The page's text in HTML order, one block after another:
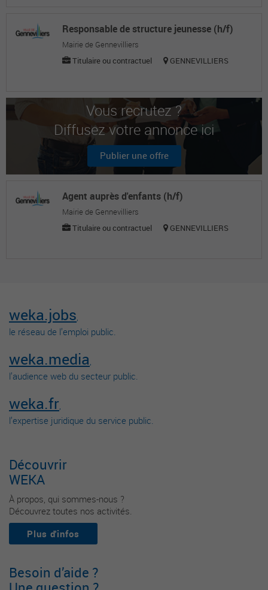
Responsable de structure jeunesse (h/f)
Mairie de Gennevilliers
Titulaire ou contractuel
GENNEVILLIERS
Vous recrutez ?
Diffusez votre annonce ici
Publier une offre
Agent auprès d'enfants (h/f)
Mairie de Gennevilliers
Titulaire ou contractuel
GENNEVILLIERS
weka.jobs,
le réseau de l’emploi public.
weka.media,
l’audience web du secteur public.
weka.fr,
l’expertise juridique du service public.
Découvrir
WEKA
À propos, qui sommes-nous ?
Découvrez toutes nos activités.
Plus d'infos
Besoin d’aide ?